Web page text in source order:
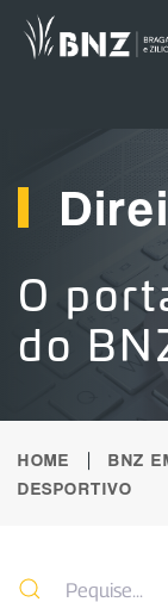
O
do
HOME BNZ
DESPORTIVO